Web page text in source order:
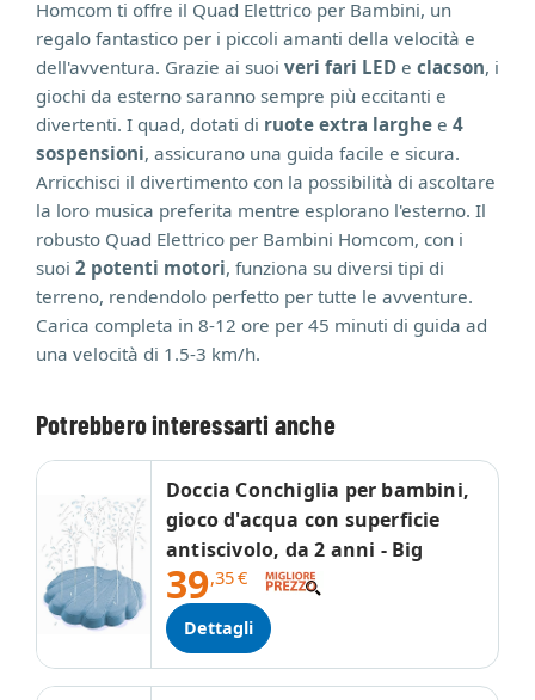
Homcom ti offre il Quad Elettrico per Bambini, un
regalo fantastico per i piccoli amanti della velocità e
dell'avventura. Grazie ai suoi veri fari LED e clacson, i
giochi da esterno saranno sempre più eccitanti e
divertenti. I quad, dotati di ruote extra larghe e 4
sospensioni, assicurano una guida facile e sicura.
Arricchisci il divertimento con la possibilità di ascoltare
la loro musica preferita mentre esplorano l'esterno. Il
robusto Quad Elettrico per Bambini Homcom, con i
suoi 2 potenti motori, funziona su diversi tipi di
terreno, rendendolo perfetto per tutte le avventure.
Carica completa in 8-12 ore per 45 minuti di guida ad
una velocità di 1.5-3 km/h.
Potrebbero interessarti anche
Doccia Conchiglia per bambini,
gioco d'acqua con superficie
antiscivolo, da 2 anni - Big
39,35€
Dettagli